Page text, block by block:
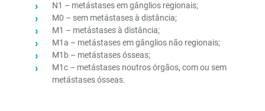
N1 – metástases em gânglios regionais;
M0 – sem metástases à distância;
M1 – metástases à distância;
M1a – metástases em gânglios não regionais;
M1b – metástases ósseas;
M1c – metástases noutros órgãos, com ou sem
metástases ósseas.